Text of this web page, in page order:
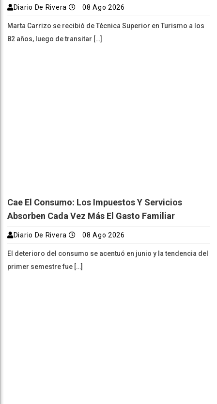
Diario De Rivera 08 Ago 2026
Marta Carrizo se recibió de Técnica Superior en Turismo a los
82 años, luego de transitar […]
Cae El Consumo: Los Impuestos Y Servicios
Absorben Cada Vez Más El Gasto Familiar
Diario De Rivera 08 Ago 2026
El deterioro del consumo se acentuó en junio y la tendencia del
primer semestre fue […]